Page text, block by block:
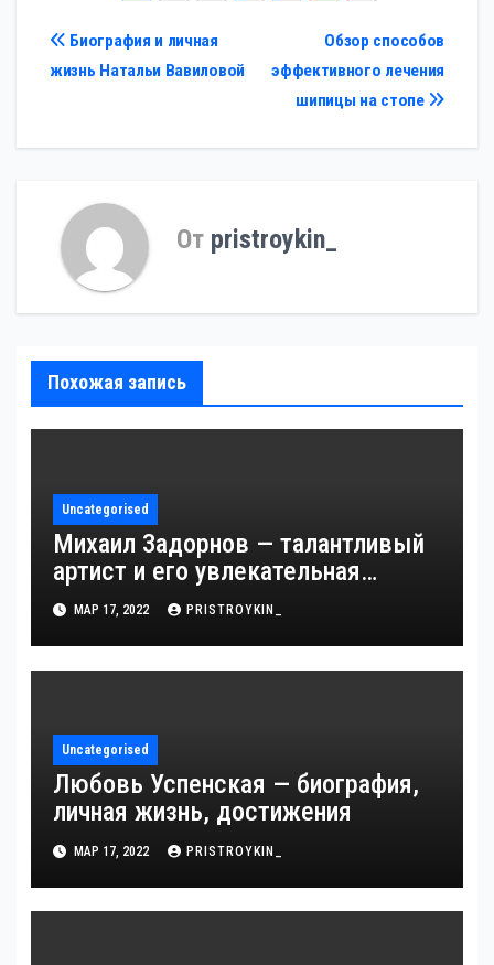
Навигация
записям
Обзор способов
эффективного лечения
шипицы на стопе
Биография и личная
жизнь Натальи Вавиловой
От pristroykin_
Похожая запись
Uncategorised
Михаил Задорнов — талантливый
артист и его увлекательная
биография — выдающиеся
достижения, известность и
интересные факты из личной
жизни!
МАР 17, 2022 PRISTROYKIN_
Uncategorised
Любовь Успенская — биография,
личная жизнь, достижения
МАР 17, 2022 PRISTROYKIN_